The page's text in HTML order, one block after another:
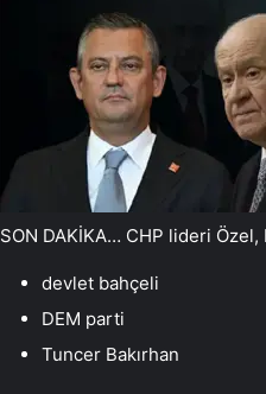
SON DAKİKA… CHP lideri
devlet bahçeli
DEM parti
Tuncer Bakırhan